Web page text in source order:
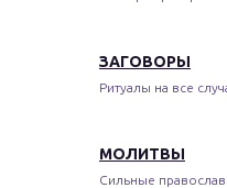
ЗАГОВОРЫ
Ритуалы на все
МОЛИТВЫ
Сильные